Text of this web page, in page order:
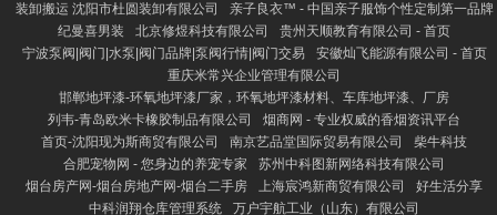
装卸搬运 沈阳市杜圆装卸有限公司
亲子良衣™ - 中国亲子服饰个性定制第一品牌
纪曼喜男装
北京修煜科技有限公司
贵州天顺教育有限公司 - 首页
宁波泵阀|阀门|水泵|阀门品牌|泵阀行情|阀门交易
安徽灿飞能源有限公司 - 首页
重庆米常兴企业管理有限公司
邯郸地坪漆-环氧地坪漆厂家，环氧地坪漆材料、车库地坪漆、厂房
列韦-青岛欧米卡橡胶制品有限公司
烟商网 - 专业权威的香烟资讯平台
首页-沈阳现为斯商贸有限公司
南京艺品堂国际贸易有限公司
柴牛科技
合肥宠物网 - 您身边的养宠专家
苏州中科图新网络科技有限公司
烟台房产网-烟台房地产网-烟台二手房
上海宸鸿新商贸有限公司
好生活分享
中科润翔仓库管理系统
万户宇航工业（山东）有限公司